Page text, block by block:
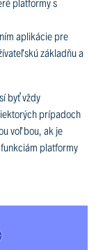
aplikácie pre
základňu a
byť vždy
prípadoch
voľbou, ak je
platformy